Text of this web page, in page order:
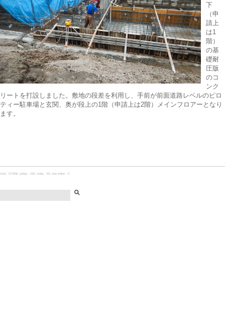
下
（申
請上
は1
階）
の基
礎耐
圧版
のコ
ンク
リートを打設しました。敷地の段差を利用し、手前が前面道路レベルのピロ
ティー駐車場と玄関、奥が段上の1階（申請上は2階）メインフロアーとなり
ます。
total：577848, yeday：108, today：83, now online：0